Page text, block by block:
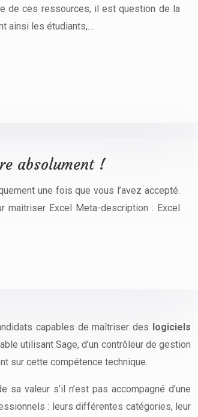
de ces ressources, il est question de la
ainsi les étudiants,…
absolument !
une fois que vous l’avez accepté.
Excel Meta-description : Excel
capables de maîtriser des logiciels
utilisant Sage, d’un contrôleur de gestion
sur cette compétence technique.
valeur s’il n’est pas accompagné d’une
: leurs différentes catégories, leur